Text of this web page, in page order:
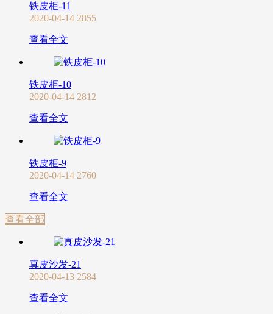
铁皮柜-11
2020-04-14 2855
查看全文
铁皮柜-10
2020-04-14 2812
查看全文
铁皮柜-9
2020-04-14 2760
查看全文
查看全部
真皮沙发-21
2020-04-13 2584
查看全文